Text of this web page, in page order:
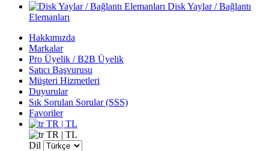
Disk Yaylar / Bağlantı
Elemanları
Hakkımızda
Markalar
Pro Üyelik / B2B Üyelik
Satıcı Başvurusu
Müşteri Hizmetleri
Duyurular
Sık Sorulan Sorular (SSS)
Favoriler
TR | TL
TR | TL
Dil